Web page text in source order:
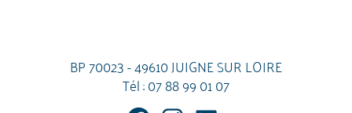
BP 70023 - 49610 JUIGNE SUR LOIRE
Tél :07 88 99 01 07